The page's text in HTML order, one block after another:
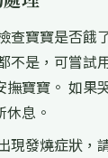
查寶寶是否餓
不是，可嘗試
撫寶寶。 如果
息。
現發燒症狀，